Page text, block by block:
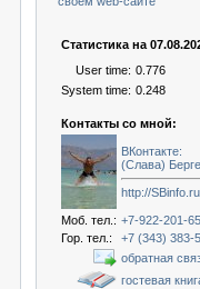
Статистика на
User time: 0.776
System time: 0.248
Контакты со мной:
ВКонтакте:
(Слава)
http://
Моб. тел.: +7-922-201-
Гор. тел.:
+7 (343) 383-
обратная
гостевая